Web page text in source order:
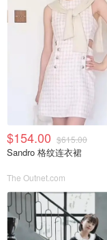
$154.00 $615.00
Sandro 格纹连衣裙
The Outnet.com